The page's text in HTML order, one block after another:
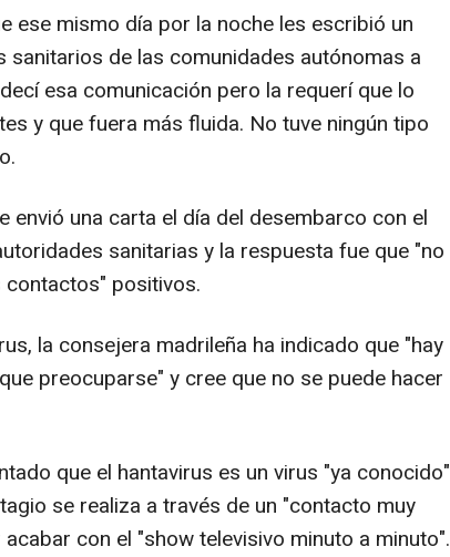
ese mismo día por la noche les escribió un
sanitarios de las comunidades autónomas a
esa comunicación pero la requerí que lo
y que fuera más fluida. No tuve ningún tipo
envió una carta el día del desembarco con el
sanitarias y la respuesta fue que "no
positivos.
la consejera madrileña ha indicado que "hay
preocuparse" y cree que no se puede hacer
que el hantavirus es un virus "ya conocido"
se realiza a través de un "contacto muy
con el "show televisivo minuto a minuto".